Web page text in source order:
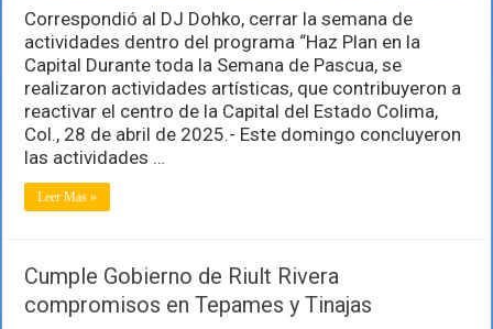
Correspondió al DJ Dohko, cerrar la semana de
actividades dentro del programa “Haz Plan en la
Capital Durante toda la Semana de Pascua, se
realizaron actividades artísticas, que contribuyeron a
reactivar el centro de la Capital del Estado Colima,
Col., 28 de abril de 2025.- Este domingo concluyeron
las actividades …
Leer Mas »
Cumple Gobierno de Riult Rivera
compromisos en Tepames y Tinajas